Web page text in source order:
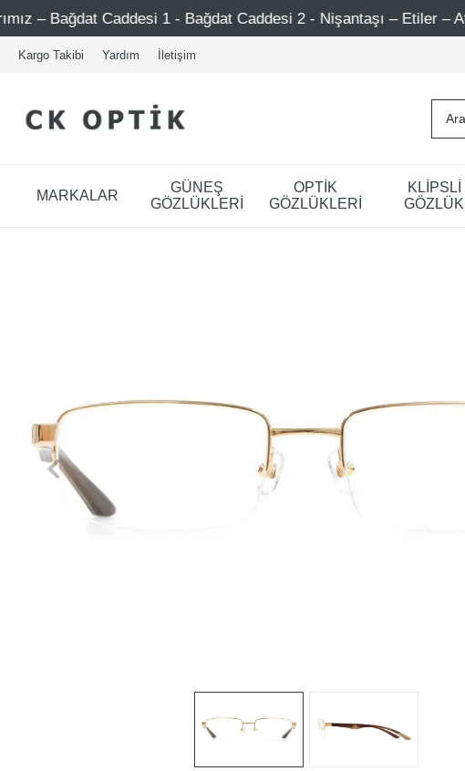
Caddesi 1 - Bağdat Caddesi 2 - Nişantaşı – Etiler – Ataşehir
Kargo Takibi Yardım İletişim
MARKALAR
GÜNEŞ
GÖZLÜKLERİ
OPTİK
GÖZLÜKLERİ
KLİPSLİ
GÖZLÜK